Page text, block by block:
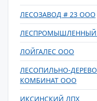
ЛЕСОЗАВОД # 23 ООО
ЛЕСПРОМЫШЛЕННЫЙ
ЛОЙГАЛЕС ООО
ЛЕСОПИЛЬНО-
КОМБИНАТ ООО
ИКСИНСКИЙ ЛПХ